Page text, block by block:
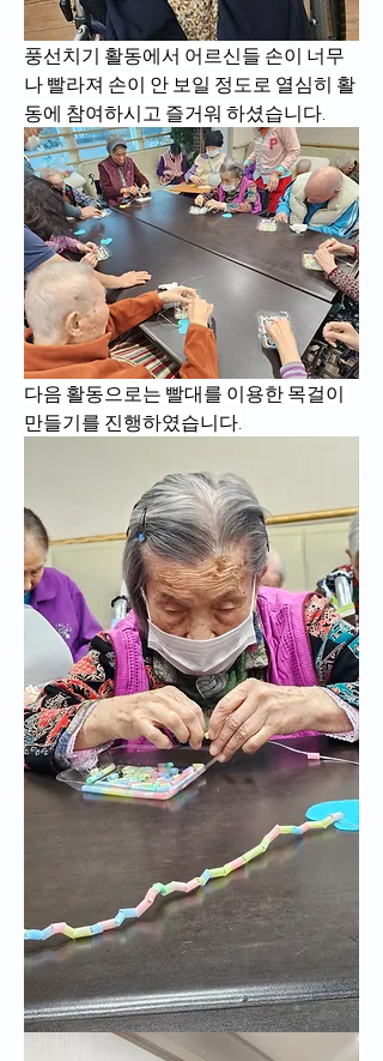
풍선치기 활동에서 어르신들 손이 너무
나 빨라져 손이 안 보일 정도로 열심히 활
동에 참여하시고 즐거워 하셨습니다.
다음 활동으로는 빨대를 이용한 목걸이
만들기를 진행하였습니다.